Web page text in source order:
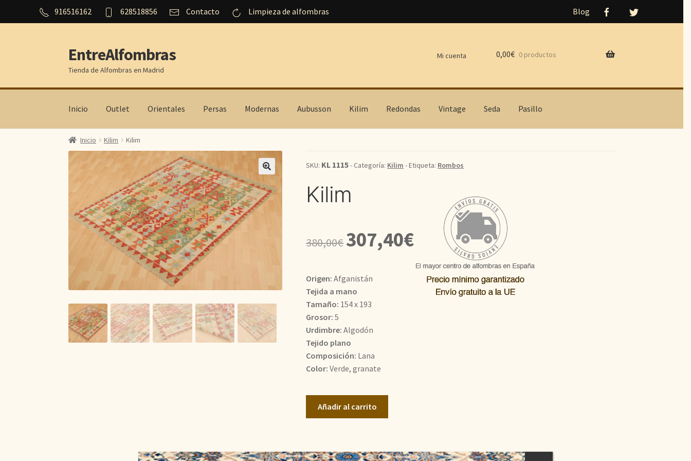
916516162 628518856 Contacto Limpieza de alfombras Blog
Ir
a
la
navegación
Ir
al
contenido
EntreAlfombras
Tienda de Alfombras en Madrid
Mi cuenta
Inicio Outlet Orientales Persas Modernas Aubusson Kilim Redondas Vintage Seda Pasillo
0,00€ 0 productos
Inicio Kilim Kilim
SKU: KL 1115- Categoría: Kilim - Etiqueta: Rombos
Kilim
380,00€
El
precio
era:
380,00€.
307,40€El
actual
Origen: Afganistán
Tejida a mano
Tamaño: 154 x 193
Grosor: 5
Urdimbre: Algodón
Tejido plano
Composición: Lana
Color: Verde, granate
Añadir al carrito